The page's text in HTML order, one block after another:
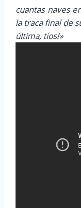
cuantas naves
la traca final de
última, tíos!»